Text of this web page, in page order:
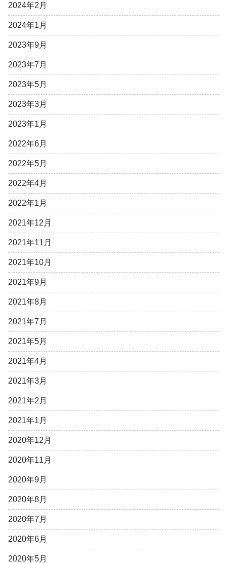
2024年2月
2024年1月
2023年9月
2023年7月
2023年5月
2023年3月
2023年1月
2022年6月
2022年5月
2022年4月
2022年1月
2021年12月
2021年11月
2021年10月
2021年9月
2021年8月
2021年7月
2021年5月
2021年4月
2021年3月
2021年2月
2021年1月
2020年12月
2020年11月
2020年9月
2020年8月
2020年7月
2020年6月
2020年5月